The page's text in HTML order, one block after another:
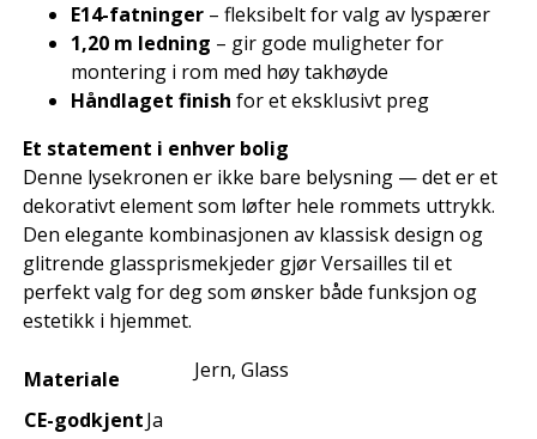
E14-fatninger – fleksibelt for valg av lyspærer
1,20 m ledning – gir gode muligheter for
montering i rom med høy takhøyde
Håndlaget finish for et eksklusivt preg
Et statement i enhver bolig
Denne lysekronen er ikke bare belysning — det er et
dekorativt element som løfter hele rommets uttrykk.
Den elegante kombinasjonen av klassisk design og
glitrende glassprismekjeder gjør Versailles til et
perfekt valg for deg som ønsker både funksjon og
estetikk i hjemmet.
Materiale
Jern, Glass
CE-godkjentJa